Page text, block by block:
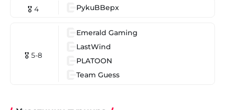
🎖 4 PykuBBepx
🎖 5-8
Emerald Gaming
LastWind
PLATOON
Team Guess